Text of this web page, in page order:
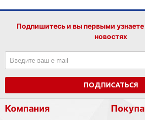
Подпишитесь и вы первыми
новостях
ПОДПИСАТЬСЯ
Компания